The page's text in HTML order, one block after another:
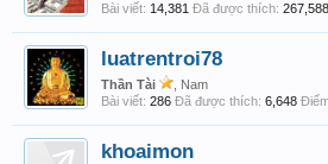
Bài viết: 14,381 Đã được thích: 267,588
luatrentroi78
Thần Tài
, Nam
Bài viết: 286 Đã được thích: 6,648
khoaimon